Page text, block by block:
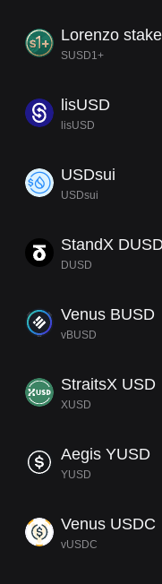
Lorenzo
SUSD1+
lisUSD
lisUSD
USDsui
USDsui
StandX
DUSD
Venus BUSD
vBUSD
StraitsX USD
XUSD
Aegis YUSD
YUSD
Venus USDC
vUSDC